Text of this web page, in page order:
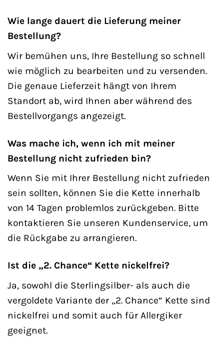
Wie lange dauert die Lieferung meiner
Bestellung?
Wir bemühen uns, Ihre Bestellung so schnell
wie möglich zu bearbeiten und zu versenden.
Die genaue Lieferzeit hängt von Ihrem
Standort ab, wird Ihnen aber während des
Bestellvorgangs angezeigt.
Was mache ich, wenn ich mit meiner
Bestellung nicht zufrieden bin?
Wenn Sie mit Ihrer Bestellung nicht zufrieden
sein sollten, können Sie die Kette innerhalb
von 14 Tagen problemlos zurückgeben. Bitte
kontaktieren Sie unseren Kundenservice, um
die Rückgabe zu arrangieren.
Ist die „2. Chance“ Kette nickelfrei?
Ja, sowohl die Sterlingsilber- als auch die
vergoldete Variante der „2. Chance“ Kette sind
nickelfrei und somit auch für Allergiker
geeignet.